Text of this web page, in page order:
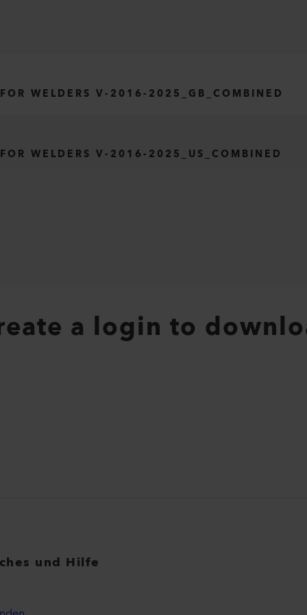
WELDERS V-2016-2025_GB_COMBINED
WELDERS V-2016-2025_US_COMBINED
a login to
und Hilfe